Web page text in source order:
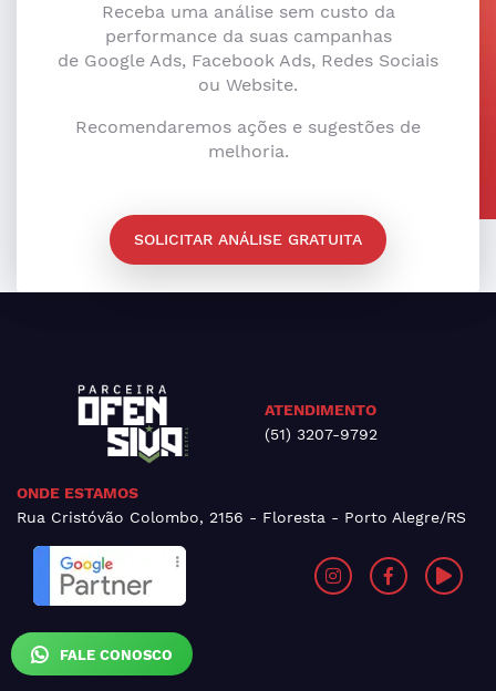
FALE CONOSCO
Receba uma análise sem custo da
performance da suas campanhas
de Google Ads, Facebook Ads, Redes Sociais
ou Website.
Recomendaremos ações e sugestões de
melhoria.
SOLICITAR ANÁLISE GRATUITA
ATENDIMENTO
(51) 3207-9792
ONDE ESTAMOS
Rua Cristóvão Colombo, 2156 - Floresta - Porto Alegre/RS